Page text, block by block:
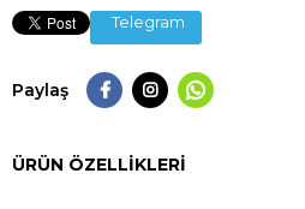
Telegram
Paylaş
ÜRÜN ÖZELLIKLERI